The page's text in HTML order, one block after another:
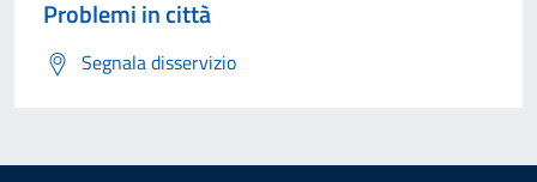
Problemi in città
Segnala disservizio